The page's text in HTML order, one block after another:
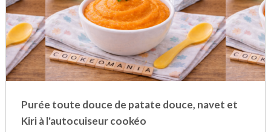
Purée toute douce de patate douce, navet et
Kiri à l'autocuiseur cookéo